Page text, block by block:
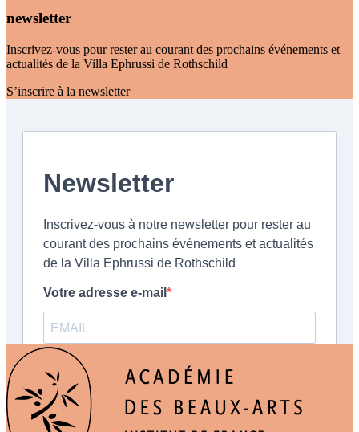
newsletter
Inscrivez-vous pour rester au courant des prochains événements et
actualités de la Villa Ephrussi de Rothschild
S’inscrire à la newsletter